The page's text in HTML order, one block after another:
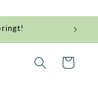
Warenkorb